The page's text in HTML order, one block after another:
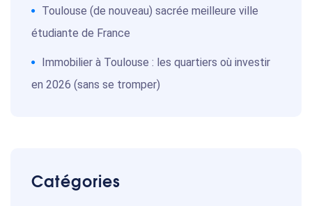
Toulouse (de nouveau) sacrée meilleure ville
étudiante de France
Immobilier à Toulouse : les quartiers où investir
en 2026 (sans se tromper)
Catégories